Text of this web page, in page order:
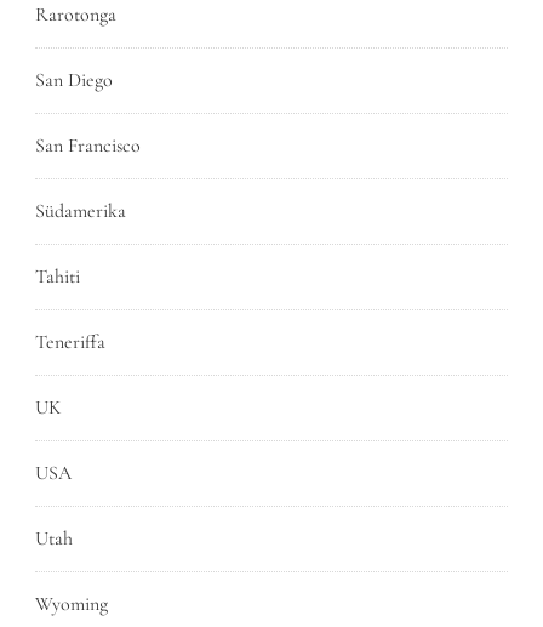
Rarotonga
San Diego
San Francisco
Südamerika
Tahiti
Teneriffa
UK
USA
Utah
Wyoming